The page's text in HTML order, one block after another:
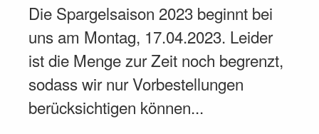
Die Spargelsaison 2023 beginnt bei
uns am Montag, 17.04.2023. Leider
ist die Menge zur Zeit noch begrenzt,
sodass wir nur Vorbestellungen
berücksichtigen können...